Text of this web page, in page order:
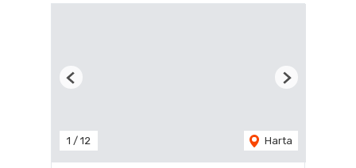
1 / 12 Harta
Previous Next